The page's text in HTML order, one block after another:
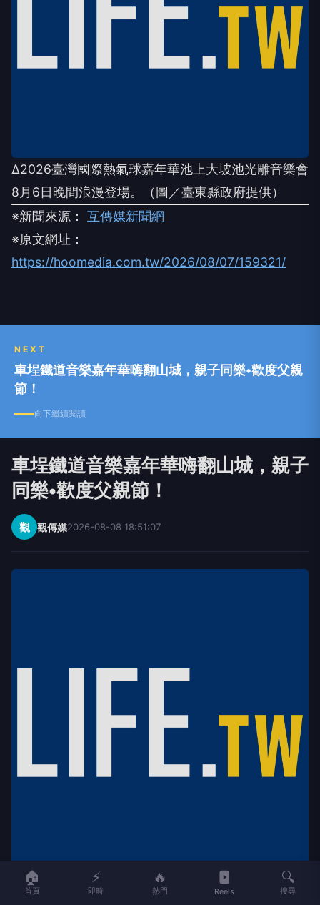
∆2026臺灣國際熱氣球嘉年華池上大坡池光雕音樂會
8月6日晚間浪漫登場。（圖／臺東縣政府提供）
※新聞來源： 互傳媒新聞網
※原文網址：
https://hoomedia.com.tw/2026/08/07/159321/
NEXT
車埕鐵道音樂嘉年華嗨翻山城，親子同樂•歡度父親
節！
向下繼續閱讀
車埕鐵道音樂嘉年華嗨翻山城，親子
同樂•歡度父親節！
觀 觀傳媒2026-08-08 18:51:07
（觀傳媒中彰投新聞）【記者石振賢／南投報導】車
🏠
首頁
⚡
即時
🔥
熱門 Reels
🔍
搜尋